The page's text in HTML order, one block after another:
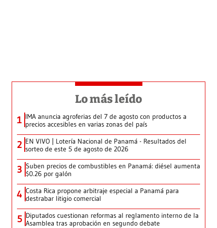
Lo más leído
1 IMA anuncia agroferias del 7 de agosto con productos a
precios accesibles en varias zonas del país
2 EN VIVO | Lotería Nacional de Panamá - Resultados del
sorteo de este 5 de agosto de 2026
3 Suben precios de combustibles en Panamá: diésel aumenta
$0.26 por galón
4 Costa Rica propone arbitraje especial a Panamá para
destrabar litigio comercial
5 Diputados cuestionan reformas al reglamento interno de la
Asamblea tras aprobación en segundo debate